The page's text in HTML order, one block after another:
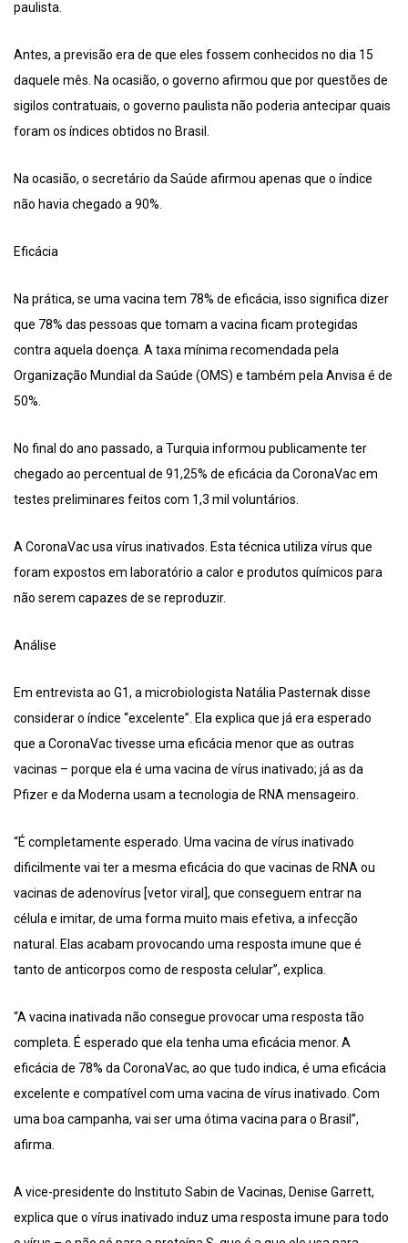
paulista.
Antes, a previsão era de que eles fossem conhecidos no dia 15
daquele mês. Na ocasião, o governo afirmou que por questões de
sigilos contratuais, o governo paulista não poderia antecipar quais
foram os índices obtidos no Brasil.
Na ocasião, o secretário da Saúde afirmou apenas que o índice
não havia chegado a 90%.
Eficácia
Na prática, se uma vacina tem 78% de eficácia, isso significa dizer
que 78% das pessoas que tomam a vacina ficam protegidas
contra aquela doença. A taxa mínima recomendada pela
Organização Mundial da Saúde (OMS) e também pela Anvisa é de
50%.
No final do ano passado, a Turquia informou publicamente ter
chegado ao percentual de 91,25% de eficácia da CoronaVac em
testes preliminares feitos com 1,3 mil voluntários.
A CoronaVac usa vírus inativados. Esta técnica utiliza vírus que
foram expostos em laboratório a calor e produtos químicos para
não serem capazes de se reproduzir.
Análise
Em entrevista ao G1, a microbiologista Natália Pasternak disse
considerar o índice “excelente”. Ela explica que já era esperado
que a CoronaVac tivesse uma eficácia menor que as outras
vacinas – porque ela é uma vacina de vírus inativado; já as da
Pfizer e da Moderna usam a tecnologia de RNA mensageiro.
“É completamente esperado. Uma vacina de vírus inativado
dificilmente vai ter a mesma eficácia do que vacinas de RNA ou
vacinas de adenovírus [vetor viral], que conseguem entrar na
célula e imitar, de uma forma muito mais efetiva, a infecção
natural. Elas acabam provocando uma resposta imune que é
tanto de anticorpos como de resposta celular”, explica.
“A vacina inativada não consegue provocar uma resposta tão
completa. É esperado que ela tenha uma eficácia menor. A
eficácia de 78% da CoronaVac, ao que tudo indica, é uma eficácia
excelente e compatível com uma vacina de vírus inativado. Com
uma boa campanha, vai ser uma ótima vacina para o Brasil”,
afirma.
A vice-presidente do Instituto Sabin de Vacinas, Denise Garrett,
explica que o vírus inativado induz uma resposta imune para todo